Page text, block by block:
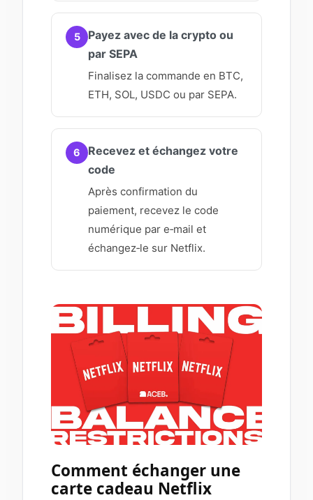
5
Payez avec de la crypto ou
par SEPA
Finalisez la commande en BTC,
ETH, SOL, USDC ou par SEPA.
6
Recevez et échangez votre
code
Après confirmation du
paiement, recevez le code
numérique par e‑mail et
échangez‑le sur Netflix.
Comment échanger une
carte cadeau Netflix